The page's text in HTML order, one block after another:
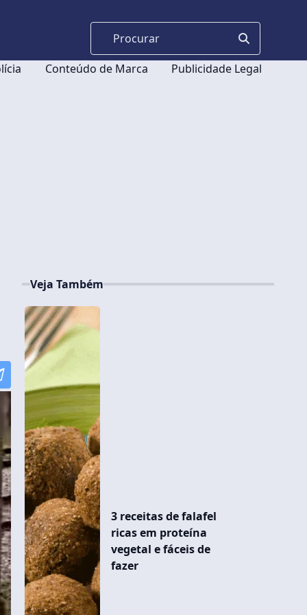
Conteúdo de Marca Publicidade Legal
Veja Também
3 receitas de falafel
ricas em proteína
vegetal e fáceis de
fazer